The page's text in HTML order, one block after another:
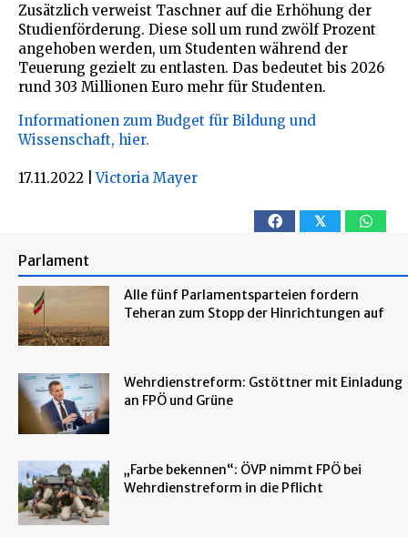
Zusätzlich verweist Taschner auf die Erhöhung der
Studienförderung. Diese soll um rund zwölf Prozent
angehoben werden, um Studenten während der
Teuerung gezielt zu entlasten. Das bedeutet bis 2026
rund 303 Millionen Euro mehr für Studenten.
Informationen zum Budget für Bildung und
Wissenschaft, hier.
17.11.2022 Victoria Mayer
𝕏
Parlament
Alle fünf Parlamentsparteien fordern
Teheran zum Stopp der Hinrichtungen auf
Wehrdienstreform: Gstöttner mit Einladung
an FPÖ und Grüne
„Farbe bekennen“: ÖVP nimmt FPÖ bei
Wehrdienstreform in die Pflicht